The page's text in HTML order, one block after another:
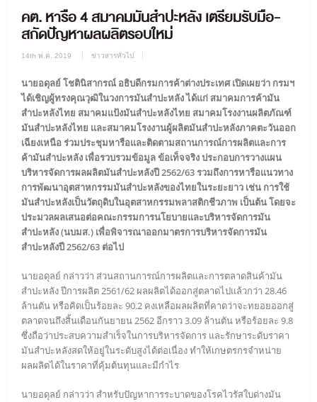
คต. หารือ 4 สมาคมมันสำปะหลัง เตรียมรับมือ-
สกัดปัญหาผลผลิตรอบใหม่
14th พ.ค. 2019 ข่าวสารทั่วไป
นายอดุลย์ โชตินิสากรณ์ อธิบดีกรมการค้าต่างประเทศ เปิดเผยว่า กรมฯ
ได้เชิญผู้ทรงคุณวุฒิในวงการมันสำปะหลัง ได้แก่ สมาคมการค้ามัน
สำปะหลังไทย สมาคมแป้งมันสำปะหลังไทย สมาคมโรงงานผลิตภัณฑ์
มันสำปะหลังไทย และสมาคมโรงงานผู้ผลิตมันสำปะหลังภาคตะวันออก
เฉียงเหนือ ร่วมประชุมหารือและติดตามสถานการณ์การผลิตและการ
ค้ามันสำปะหลัง เพื่อรวบรวมข้อมูล ข้อเท็จจริง ประกอบการวางแผน
บริหารจัดการผลผลิตมันสำปะหลังปี 2562/63 รวมถึงการหารือแนวทาง
การพัฒนาอุตสาหกรรมมันสำปะหลังของไทยในระยะยาว เช่น การใช้
มันสำปะหลังเป็นวัตถุดิบในอุตสาหกรรมพลาสติกชีวภาพ เป็นต้น โดยจะ
ประมวลผลเสนอต่อคณะกรรมการนโยบายและบริหารจัดการมัน
สำปะหลัง (นบมส.) เพื่อพิจารณาออกมาตรการบริหารจัดการมัน
สำปะหลังปี 2562/63 ต่อไป
นายอดุลย์ กล่าวว่า ส่วนสถานการณ์การผลิตและการตลาดสินค้ามัน
สำปะหลัง ปีการผลิต 2561/62 ผลผลิตได้ออกสู่ตลาดไปแล้วกว่า 28.46
ล้านตัน หรือคิดเป็นร้อยละ 90.2 คงเหลือผลผลิตที่คาดว่าจะทยอยออกสู่
ตลาดจนถึงสิ้นเดือนกันยายน 2562 อีกราว 3.09 ล้านตัน หรือร้อยละ 9.8
ซึ่งถือว่าประสบความสำเร็จในการบริหารจัดการ และรักษาระดับราคา
มันสำปะหลังสดให้อยู่ในระดับสูงได้ต่อเนื่อง ทำให้เกษตรกรจำหน่าย
ผลผลิตได้ในราคาที่คุ้มต้นทุนและมีกำไร
นายอดุลย์ กล่าวว่า สำหรับปัญหาการระบาดของโรคไวรัสใบด่างมัน